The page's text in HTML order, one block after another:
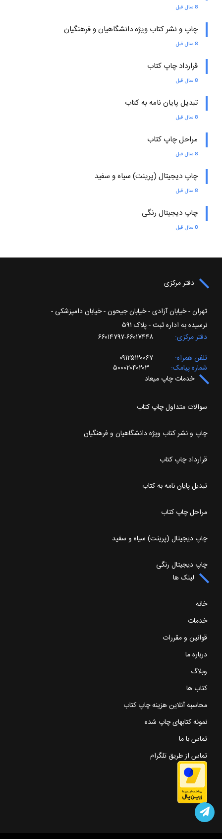
8 سال قبل
چاپ و نشر کتاب ویژه دانشگاهیان و فرهنگیان
8 سال قبل
قرارداد چاپ کتاب
8 سال قبل
تبدیل پایان نامه به کتاب
8 سال قبل
مراحل چاپ کتاب
8 سال قبل
چاپ دیجیتال (پرینت) سیاه و سفید
8 سال قبل
چاپ دیجیتال رنگی
8 سال قبل
دفتر مرکزی
تهران - خیابان آزادی - خیابان جیحون - خیابان دامپزشکی -
نرسیده به اداره ثبت - پلاک ۵۹۱
دفتر مرکزی
۶۶۰۱۷۴۴۸-۶۶۰۱۴۷۹۷
تلفن همراه
۰۹۱۲۵۱۲۰۰۶۷
شماره پیامک
۵۰۰۰۲۰۴۰۲۰۳
خدمات چاپ میعاد
سوالات متداول چاپ کتاب
چاپ و نشر کتاب ویژه دانشگاهیان و فرهنگیان
قرارداد چاپ کتاب
تبدیل پایان نامه به کتاب
مراحل چاپ کتاب
چاپ دیجیتال (پرینت) سیاه و سفید
چاپ دیجیتال رنگی
لینک ها
خانه
خدمات
قوانین و مقررات
درباره ما
وبلاگ
کتاب ها
محاسبه آنلاین هزینه چاپ کتاب
نمونه کتابهای چاپ شده
تماس با ما
تماس از طریق تلگرام